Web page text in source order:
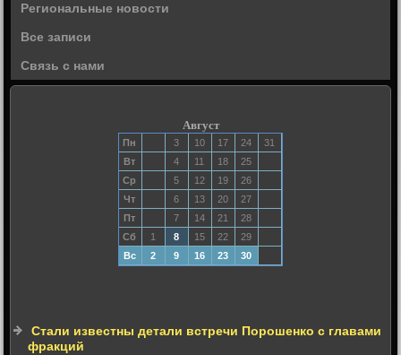
Региональные новости
Все записи
Связь с нами
Август
Пн 3 10 17 24
31
Вт
4 11 18
25
Ср
5 12 19
26
Чт
6 13 20
27
Пт
7 14 21
28
Сб
1 8 15 22
29
Вс
2 9 16 23 30
Стали известны детали встречи Порошенко с главами
фракций